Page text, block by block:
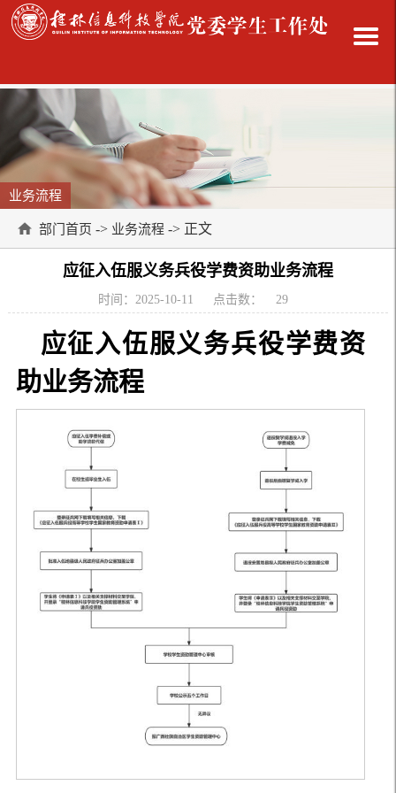
业务流程
部门首页 -> 业务流程 -> 正文
应征入伍服义务兵役学费资助业务流程
时间：2025-10-11 点击数： 29
应征入伍服义务兵役学费资
助业务流程